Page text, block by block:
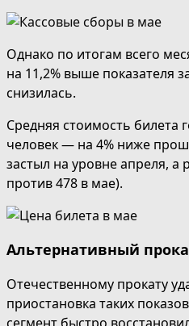
Однако по итогам всего
на 11,2% выше показателя
снизилась.
Средняя стоимость билета
человек — на 4% ниже
застыл на уровне апреля,
против 478 в мае).
Альтернативный
Отечественному прокату
приостановка таких